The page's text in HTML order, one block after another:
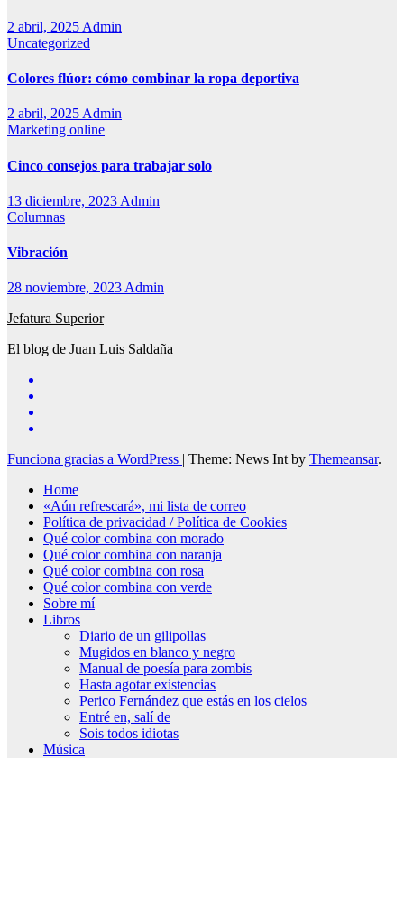
2 abril, 2025 Admin
Uncategorized
Colores flúor: cómo combinar la ropa deportiva
2 abril, 2025 Admin
Marketing online
Cinco consejos para trabajar solo
13 diciembre, 2023 Admin
Columnas
Vibración
28 noviembre, 2023 Admin
Jefatura Superior
El blog de Juan Luis Saldaña
Funciona gracias a WordPress | Theme: News Int by Themeansar.
Home
«Aún refrescará», mi lista de correo
Política de privacidad / Política de Cookies
Qué color combina con morado
Qué color combina con naranja
Qué color combina con rosa
Qué color combina con verde
Sobre mí
Libros
Diario de un gilipollas
Mugidos en blanco y negro
Manual de poesía para zombis
Hasta agotar existencias
Perico Fernández que estás en los cielos
Entré en, salí de
Sois todos idiotas
Música